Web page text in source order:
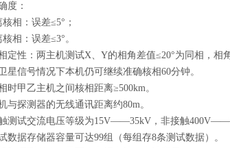
度：
相：误差≤5°；
相：误差≤3°。
定性：两主机测试X、Y的相角差值≤20°为同相，相
星信号情况下本机仍可继续准确核相60分钟。
时甲乙主机之间核相距离≥500km。
与探测器的无线通讯距离约80m。
测试交流电压等级为15V——35kV，非接触
数据存储器容量可达99组（每组存8条测试数据）。